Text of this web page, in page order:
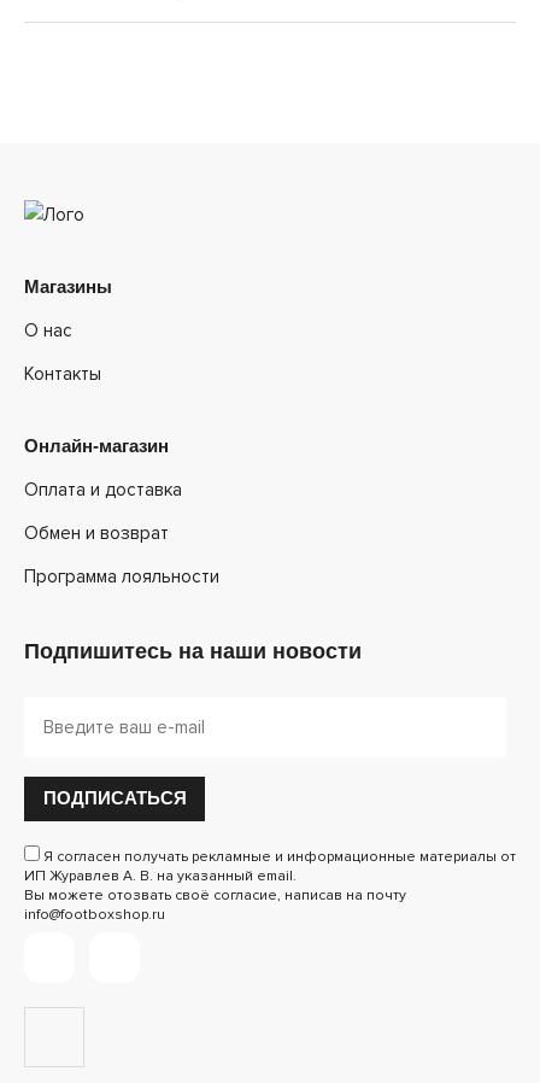
Магазины
О нас
Контакты
Онлайн-магазин
Оплата и доставка
Обмен и возврат
Программа лояльности
Подпишитесь на наши новости
ПОДПИСАТЬСЯ
Я согласен получать рекламные и информационные материалы от
ИП Журавлев А. В. на указанный email.
Вы можете отозвать своё согласие, написав на почту
info@footboxshop.ru